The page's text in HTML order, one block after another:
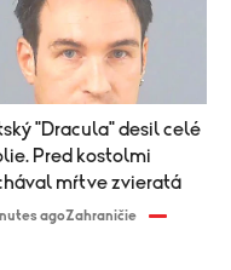
"Dracula" desil celé
Pred kostolmi
mŕtve zvieratá
agoZahraničie